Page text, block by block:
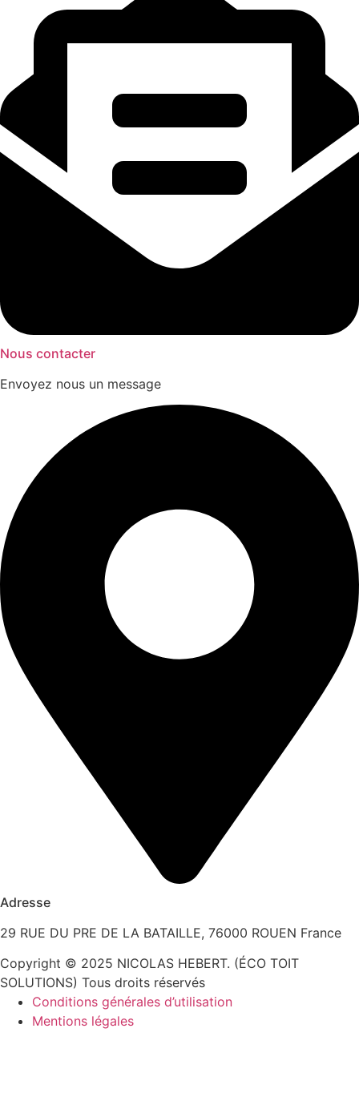
Nous contacter
Envoyez nous un message
Adresse
29 RUE DU PRE DE LA BATAILLE, 76000 ROUEN France
Copyright © 2025 NICOLAS HEBERT. (ÉCO TOIT
SOLUTIONS) Tous droits réservés
Conditions générales d’utilisation
Mentions légales